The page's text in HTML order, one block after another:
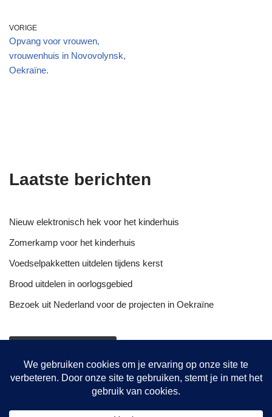
VORIGE
Opvang voor vrouwen,
vrouwenhuis in Novovolynsk,
Oekraïne.
Laatste berichten
Nieuw elektronisch hek voor het kinderhuis
Zomerkamp voor het kinderhuis
Voedselpakketten uitdelen tijdens kerst
Brood uitdelen in oorlogsgebied
Bezoek uit Nederland voor de projecten in Oekraïne